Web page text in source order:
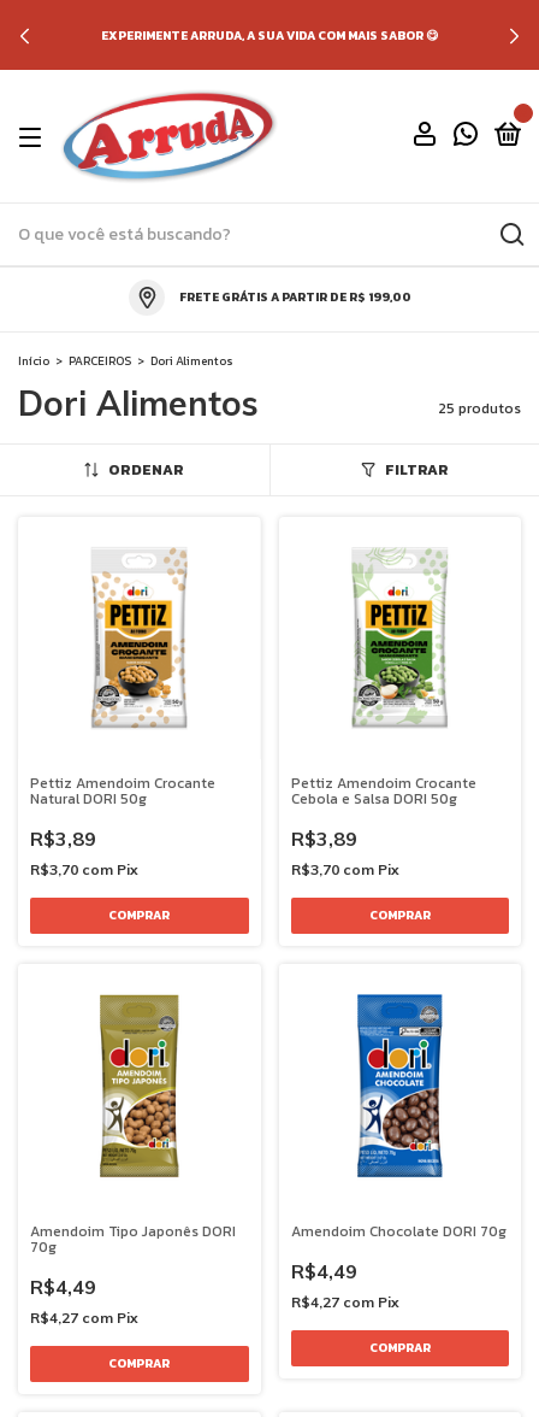
EXPERIMENTE ARRUDA, A SUA VIDA COM MAIS SABOR 😋
FRETE GRÁTIS A PARTIR DE R$ 199,00
Início > PARCEIROS > Dori Alimentos
Dori Alimentos 25 produtos
ORDENAR FILTRAR
Pettiz Amendoim Crocante
Natural DORI 50g
R$3,89
R$3,70 com Pix
Pettiz Amendoim Crocante
Cebola e Salsa DORI 50g
R$3,89
R$3,70 com Pix
Amendoim Tipo Japonês DORI
70g
R$4,49
R$4,27 com Pix
Amendoim Chocolate DORI 70g
R$4,49
R$4,27 com Pix